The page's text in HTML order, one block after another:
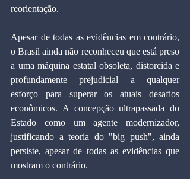
reorientação.
Apesar de todas as evidências em contrário,
o Brasil ainda não reconheceu que está preso
a uma máquina estatal obsoleta, distorcida e
profundamente prejudicial a qualquer
esforço para superar os atuais desafios
econômicos. A concepção ultrapassada do
Estado como um agente modernizador,
justificando a teoria do "big push", ainda
persiste, apesar de todas as evidências que
mostram o contrário.